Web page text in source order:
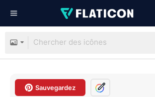
Sauvegardez